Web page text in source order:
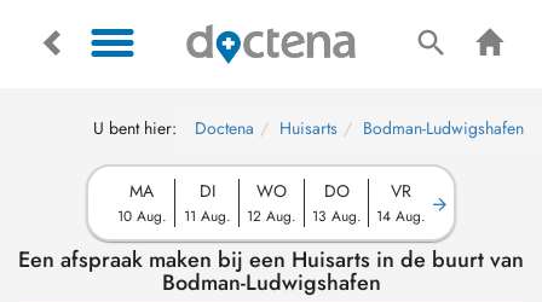
U bent hier: Doctena Huisarts Bodman-Ludwigshafen
MA
10 Aug.
DI
11 Aug.
WO
12 Aug.
DO
13 Aug.
VR
14 Aug.
Een afspraak maken bij een Huisarts in de buurt van
Bodman-Ludwigshafen